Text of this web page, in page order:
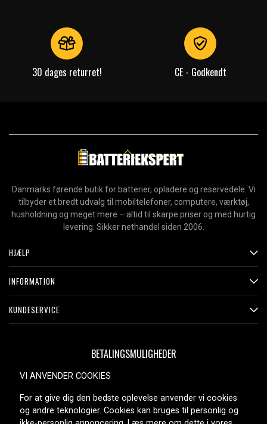
30 dages returret! CE - Godkendt
Danmarks førende butik for batterier, opladere og reservedele. Vi
tilbyder et bredt udvalg til mobiltelefoner, computere, værktøj,
husholdning og meget mere – altid til skarpe priser og med hurtig
levering. Sikker nethandel siden 2006.
HJÆLP
INFORMATION
KUNDESERVICE
BETALINGSMULIGHEDER
LEVERINGSMULIGHEDER
VI ANVENDER COOKIES
For at give dig den bedste oplevelse anvender vi cookies
og andre teknologier. Cookies kan bruges til personlig og